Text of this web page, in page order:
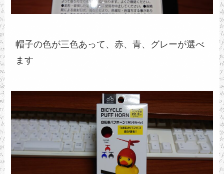
帽子の色が三色あって、赤、青、グレーが選べ